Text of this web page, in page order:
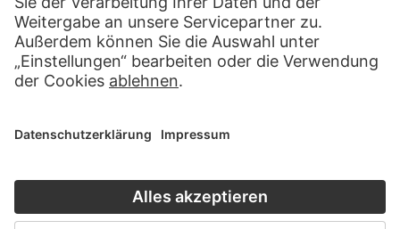
REMBRANDT HARMENSZ.
VAN RIJN; SCHULE
Zwei Männer im Gespräch